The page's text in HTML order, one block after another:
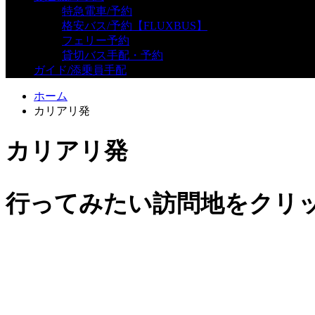
特急電車/予約
格安バス/予約【FLUXBUS】
フェリー予約
貸切バス手配・予約
ガイド/添乗員手配
ホーム
カリアリ発
カリアリ発
行ってみたい訪問地をクリ